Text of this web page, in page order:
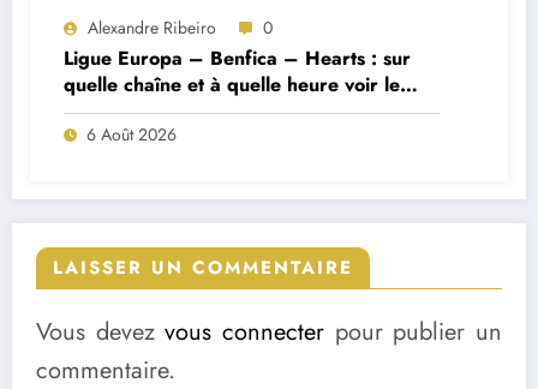
Alexandre Ribeiro 0
Ligue Europa – Benfica – Hearts : sur
quelle chaîne et à quelle heure voir le
match ?
6 Août 2026
LAISSER UN COMMENTAIRE
Vous devezvous connecter pour publier un
commentaire.